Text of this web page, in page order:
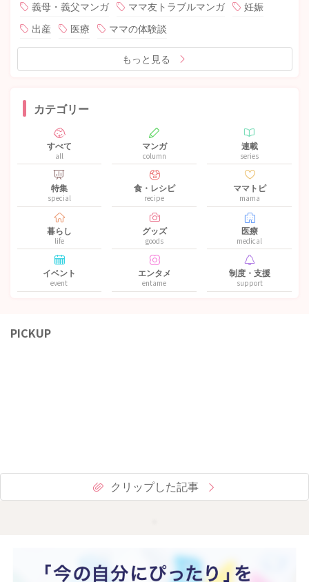
義母・義父マンガ ママ友トラブルマンガ
妊娠
出産
医療 ママの体験談
もっと見る
カテゴリー
すべて
all
マンガ
column
連載
series
特集
special
食・レシピ
recipe
ママトピ
mama
暮らし
life
グッズ
goods
医療
medical
イベント
event
エンタメ
entame
制度・支援
support
PICKUP
クリップした記事